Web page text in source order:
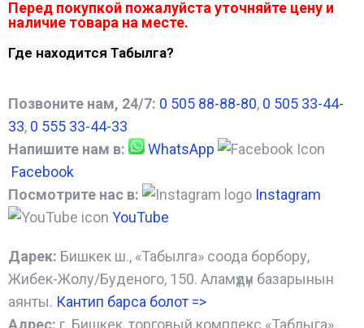
Перед покупкой пожалуйста уточняйте цену и
наличие товара на месте.
Где находится Табылга?
Позвоните нам, 24/7: 0 505 88-88-80, 0 505 33-44-
33, 0 555 33-44-33
Напишите нам в:
WhatsApp
Facebook
Посмотрите нас в:
Instagram
YouTube
Дарек: Бишкек ш., «Табылга» соода борбору,
Жибек-Жолу/Буденого, 150. Аламүдүн базарынын
аянты. Кантип барса болот =>
Адрес: г. Бишкек, торговый комплекс «Таблыга»,